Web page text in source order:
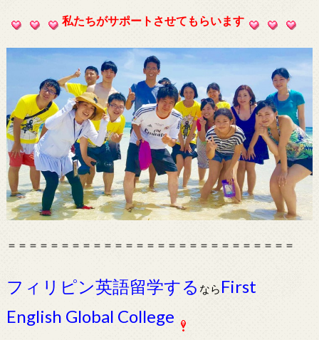
私たちがサポートさせてもらいます
＝＝＝＝＝＝＝＝＝＝＝＝＝＝＝＝＝＝＝＝＝＝＝＝＝＝＝
フィリピン英語留学する なら First
English Global College